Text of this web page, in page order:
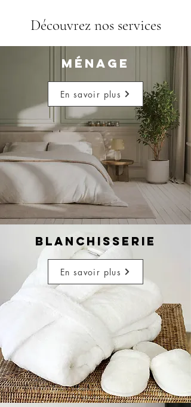
Découvrez nos services
MÉNAGE
En savoir plus
BLANCHISSERIE
En savoir plus